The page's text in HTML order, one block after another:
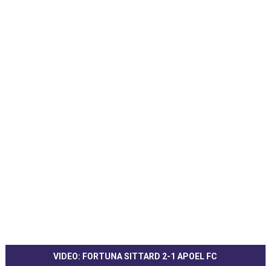
VIDEO: FORTUNA SITTARD 2-1 APOEL FC